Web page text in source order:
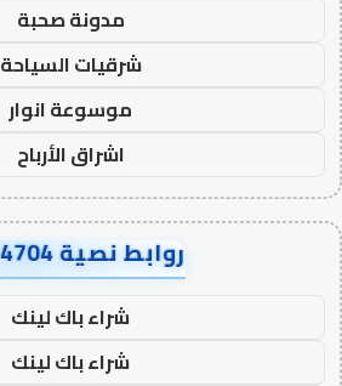
مدونة صحبة
شرقيات السياحة
موسوعة انوار
اشراق الأرباح
روابط نصية AA14704
شراء باك لينك
شراء باك لينك